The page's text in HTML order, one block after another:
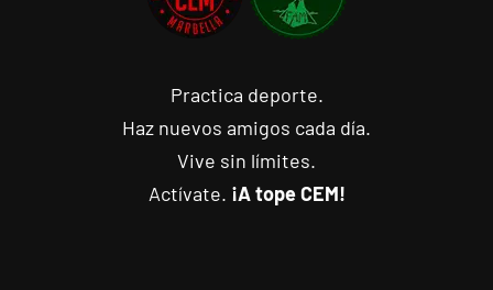
Practica deporte.
Haz nuevos amigos cada día.
Vive sin límites.
Actívate. ¡A tope CEM!